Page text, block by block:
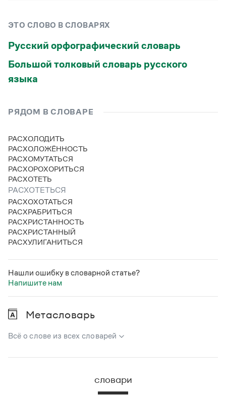
Интервью
Рекомендуем
Учебник Грамоты
Интерактивные упражнения: от простого к сложному
Издательство
Словари
Научпоп
Учебники и справочники
Все книги
ЭТО СЛОВО В СЛОВАРЯХ
Русский орфографический словарь
Большой толковый словарь русского
языка
РЯДОМ В СЛОВАРЕ
РАСХОЛОДИТЬ
РАСХОЛОЖЁННОСТЬ
РАСХОМУТАТЬСЯ
РАСХОРОХОРИТЬСЯ
РАСХОТЕТЬ
РАСХОТЕТЬСЯ
РАСХОХОТАТЬСЯ
РАСХРАБРИТЬСЯ
РАСХРИСТАННОСТЬ
РАСХРИСТАННЫЙ
РАСХУЛИГАНИТЬСЯ
Нашли ошибку в словарной статье?
Напишите нам
Метасловарь
Всё о слове из всех словарей
В метасловаре Грамоты в удобном виде собрана вся
Русский орфографический словарь
словари